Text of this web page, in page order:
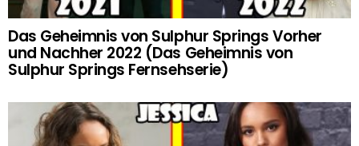
Das Geheimnis von Sulphur Springs Vorher
und Nachher 2022 (Das Geheimnis von
Sulphur Springs Fernsehserie)